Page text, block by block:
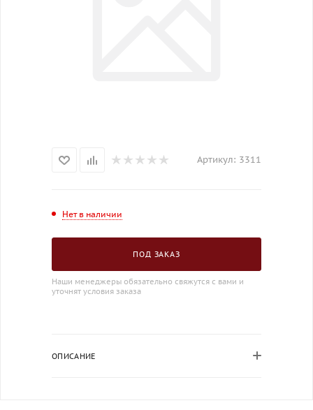
Артикул: 3311
Нет в наличии
ПОД ЗАКАЗ
Наши менеджеры обязательно свяжутся с вами и
уточнят условия заказа
ОПИСАНИЕ